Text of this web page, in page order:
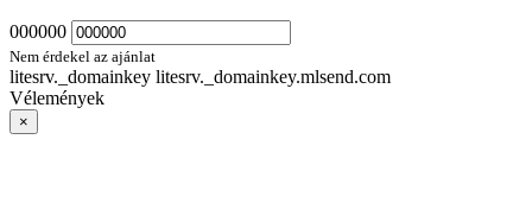
000000
Nem érdekel az ajánlat
litesrv._domainkey litesrv._domainkey.mlsend.com
Vélemények
×